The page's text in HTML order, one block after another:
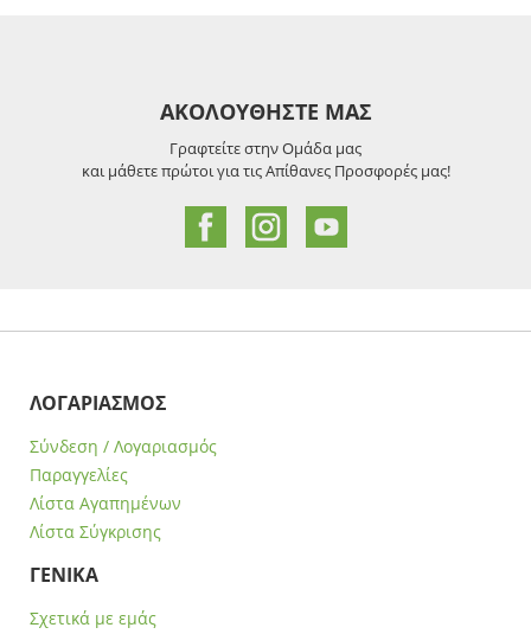
ΑΚΟΛΟΥΘΗΣΤΕ ΜΑΣ
Γραφτείτε στην Ομάδα μας
και μάθετε πρώτοι για τις Απίθανες Προσφορές μας!
ΛΟΓΑΡΙΑΣΜΟΣ
Σύνδεση / Λογαριασμός
Παραγγελίες
Λίστα Αγαπημένων
Λίστα Σύγκρισης
ΓΕΝΙΚΑ
Σχετικά με εμάς